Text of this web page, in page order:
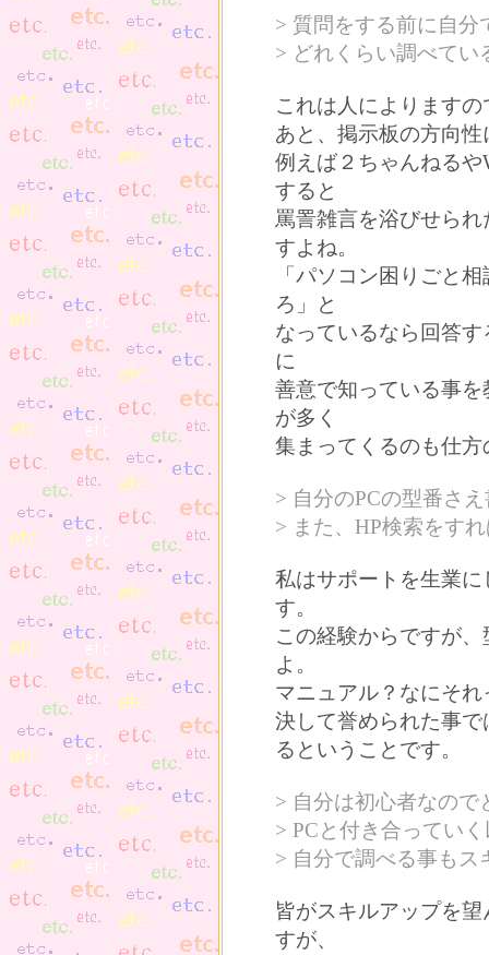
> 質問をする前に自分
> どれくらい調べてい
これは人によります
あと、掲示板の方向
例えば２ちゃんねる
すると
罵詈雑言を浴びせら
すよね。
「パソコン困りごと
ろ」と
なっているなら回答
に
善意で知っている事
が多く
集まってくるのも仕
> 自分のPCの型番さ
> また、HP検索をす
私はサポートを生業
す。
この経験からですが
よ。
マニュアル？なにそ
決して誉められた事
るということです。
> 自分は初心者なので
> PCと付き合ってい
> 自分で調べる事も
皆がスキルアップを
すが、